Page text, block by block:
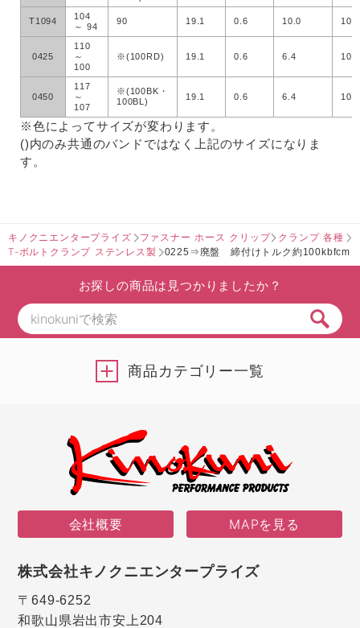
T1094
104
～ 94
90 19.1 0.6 10.0 100
0425
110
～
100
※(100RD) 19.1 0.6 6.4 100
0450
117
～
107
※(100BK・
100BL)
19.1 0.6 6.4 100
※色によってサイズが変わります。
()内のみ共通のバンドではなく上記のサイズになりま
す。
キノクニエンタープライズ ファスナー ホース クリップ
クランプ 各種
T-ボルトクランプ ステンレス製
0225⇒廃盤 締付けトルク約100kbfcm
お探しの商品は見つかりましたか？
商品カテゴリー一覧
会社概要 MAPを見る
株式会社キノクニエンタープライズ
〒649-6252
和歌山県岩出市安上204